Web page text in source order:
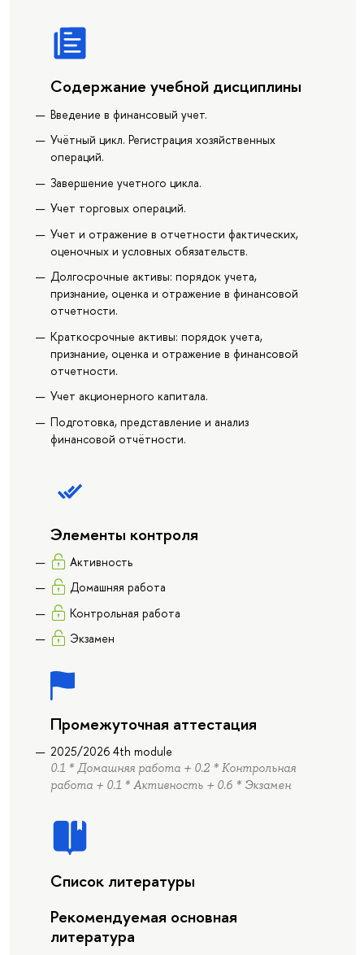
Содержание учебной дисциплины
Введение в финансовый учет.
Учётный цикл. Регистрация хозяйственных
операций.
Завершение учетного цикла.
Учет торговых операций.
Учет и отражение в отчетности фактических,
оценочных и условных обязательств.
Долгосрочные активы: порядок учета,
признание, оценка и отражение в финансовой
отчетности.
Краткосрочные активы: порядок учета,
признание, оценка и отражение в финансовой
отчетности.
Учет акционерного капитала.
Подготовка, представление и анализ
финансовой отчётности.
Элементы контроля
Активность
Домашняя работа
Контрольная работа
Экзамен
Промежуточная аттестация
2025/2026 4th module
0.1 * Домашняя работа + 0.2 * Контрольная
работа + 0.1 * Активность + 0.6 * Экзамен
Список литературы
Рекомендуемая основная
литература